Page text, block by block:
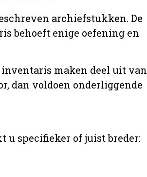
archiefstukken. De
behoeft enige oefening en
maken deel uit van
dan voldoen onderliggende
u specifieker of juist breder: